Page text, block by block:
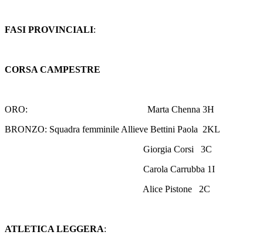
FASI PROVINCIALI:
CORSA CAMPESTRE
ORO:
Marta Chenna 3H
BRONZO: Squadra femminile Allieve Bettini Paola 2KL
Giorgia Corsi
3C
Carola Carrubba 1I
Alice Pistone
2C
ATLETICA LEGGERA: